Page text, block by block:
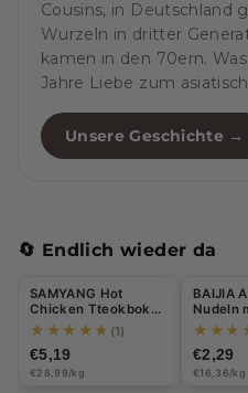
Cousins, in Deutschland
Wurzeln in dritter
kamen in den 70ern.
Jahre Liebe zum
Unsere Geschichte →
🔄 Endlich wieder da
SAMYANG Hot
Chicken Tteokbokki
Carbonara 179g
★★★★★ (1)
€5,19
€28,99/kg
Halal
BAIJIA
Nudeln
€2,29
€16,36/kg